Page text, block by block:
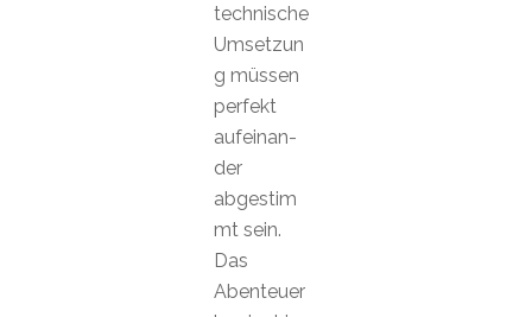
technische
Umsetzun
g müssen
perfekt
aufeinan-
der
abgestim
mt sein.
Das
Abenteuer